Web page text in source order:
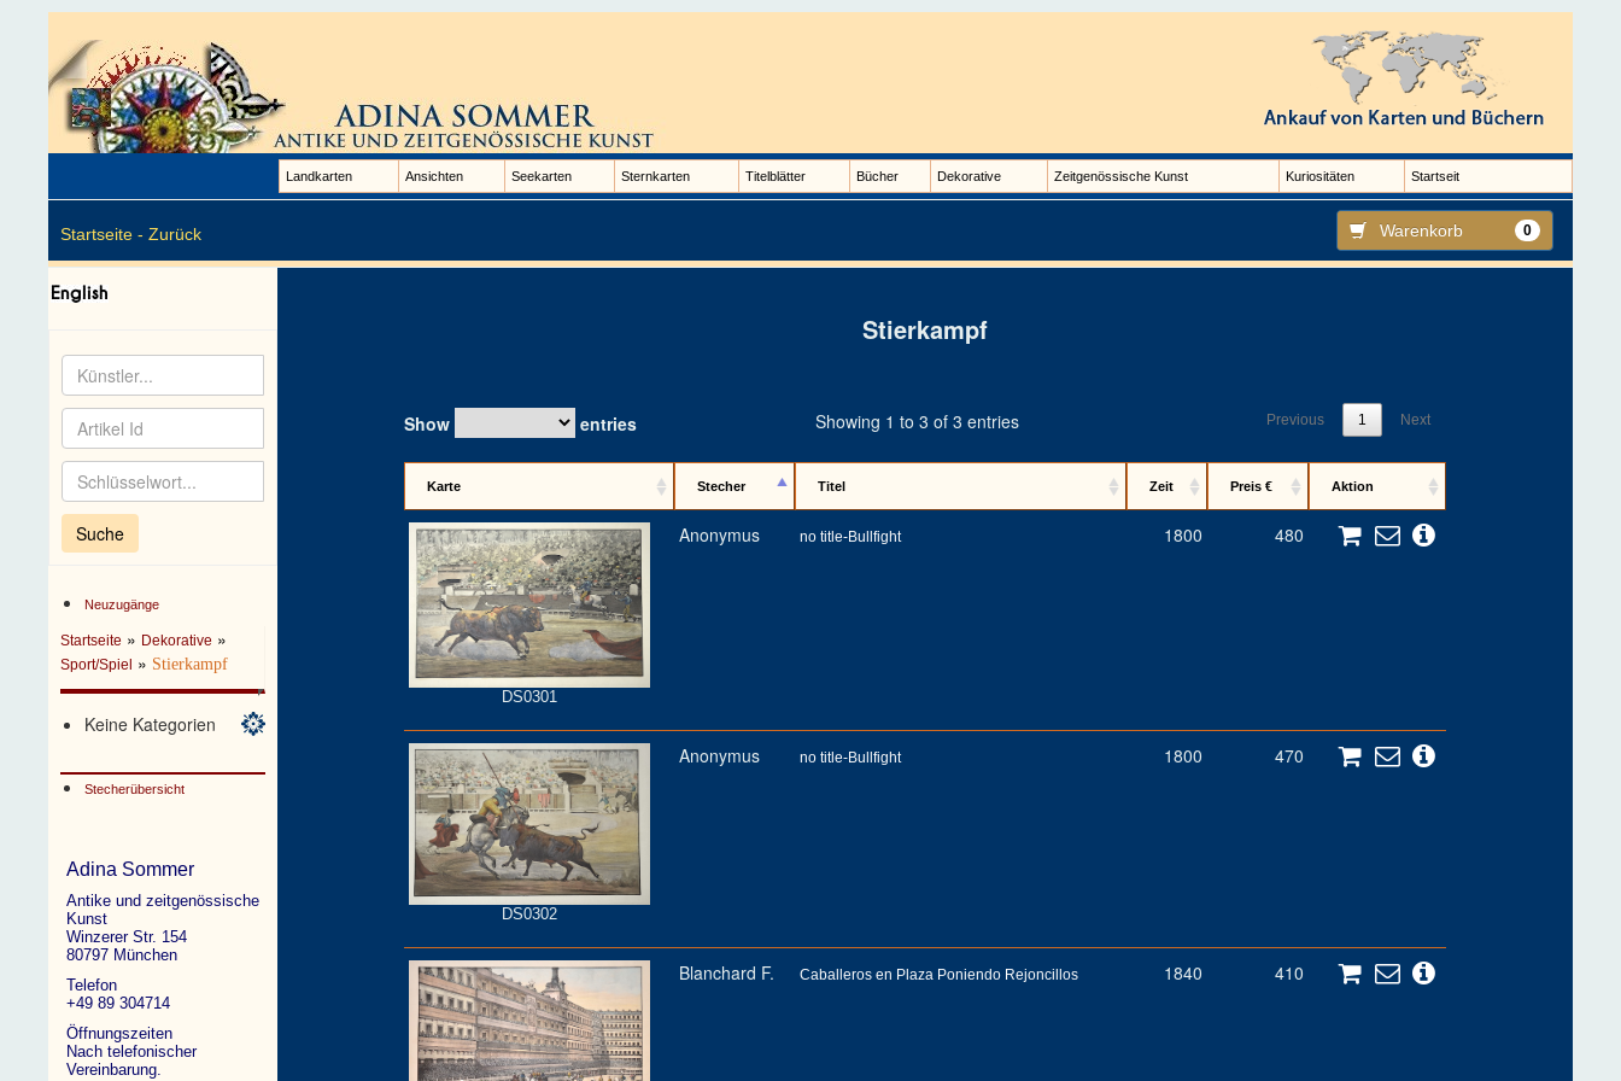
Landkarten Ansichten Seekarten Sternkarten Titelblätter Bücher Dekorative Zeitgenössische Kunst Kuriositäten Startseit
Startseite - Zurück Warenkorb 0
Neuzugänge
Startseite » Dekorative »
Sport/Spiel » Stierkampf
Keine Kategorien
Stecherübersicht
Adina Sommer
Antike und zeitgenössische
Kunst
Winzerer Str. 154
80797 München
Telefon
+49 89 304714
Öffnungszeiten
Nach telefonischer
Vereinbarung.
Stierkampf
Show entries Showing 1 to 3 of 3 entries Previous 1 Next
Karte Stecher Titel Zeit Preis € Aktion
DS0301
Anonymus no title-Bullfight 1800 480
DS0302
Anonymus no title-Bullfight 1800 470
Blanchard F. Caballeros en Plaza Poniendo Rejoncillos 1840 410